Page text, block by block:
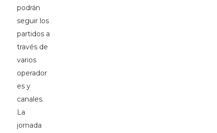
podrán
seguir los
partidos a
través de
varios
operador
es y
canales.
La
jornada